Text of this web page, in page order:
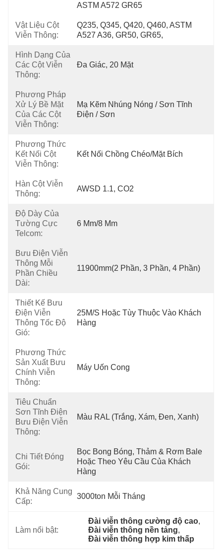
ASTM A572 GR65
Vật Liệu Cột
Viễn Thông:
Q235, Q345, Q420, Q460, ASTM
A527 A36, GR50, GR65,
Hình Dạng Của
Các Cột Viễn
Thông:
Đa Giác, 20 Mặt
Phương Pháp
Xử Lý Bề Mặt
Của Các Cột
Viễn Thông:
Mạ Kẽm Nhúng Nóng / Sơn Tĩnh
Điện / Sơn
Phương Thức
Kết Nối Cột
Viễn Thông:
Kết Nối Chồng Chéo/mặt Bích
Hàn Cột Viễn
Thông:
AWSD 1.1, CO2
Độ Dày Của
Tường Cực
Telcom:
6 Mm/8 Mm
Bưu Điện Viễn
Thông Mỗi
Phần Chiều
Dài:
11900mm(2 Phần, 3 Phần, 4 Phần)
Thiết Kế Bưu
Điện Viễn
Thông Tốc Độ
Gió:
25M/S Hoặc Tùy Thuộc Vào Khách
Hàng
Phương Thức
Sản Xuất Bưu
Chính Viễn
Thông:
Máy Uốn Cong
Tiêu Chuẩn
Sơn Tĩnh Điện
Bưu Điện Viễn
Thông:
Màu RAL (Trắng, Xám, Đen, Xanh)
Chi Tiết Đóng
Gói:
Bọc Bong Bóng, Thảm & Rơm Bale
Hoặc Theo Yêu Cầu Của Khách
Hàng
Khả Năng Cung
Cấp:
3000ton Mỗi Tháng
Làm nổi bật:
Đài viễn thông cường độ cao,
Đài viễn thông nền tảng,
Đài viễn thông hợp kim thấp